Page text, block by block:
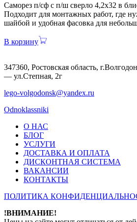
Саморез п/сф с п/ш сверло 4,2х32 в
Подходит для монтажных работ, где
шайбой и удобная фасовка для
В корзину
347360, Ростовская область,
— ул.Степная, 2г
lego-volgodonsk@yandex.ru
Odnoklassniki
О НАС
БЛОГ
УСЛУГИ
ДОСТАВКА И ОПЛАТА
ДИСКОНТНАЯ СИСТЕМА
ВАКАНСИИ
КОНТАКТЫ
ПОЛИТИКА
!ВНИМАНИЕ!